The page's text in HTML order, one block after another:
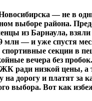
— не в
выборе района.
из Барнаула,
млн — и уже спустя
спортивные секции в
вечера без
ради низкой цены, а
на дорогу и платят за
выбора. Вот как